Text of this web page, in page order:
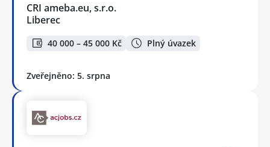
CRI ameba.eu, s.r.o.
Liberec
40 000 – 45 000 Kč Plný úvazek
Zveřejněno: 5. srpna